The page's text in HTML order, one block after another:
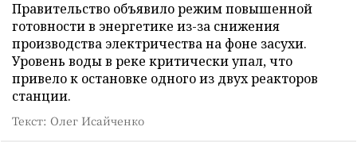
Правительство объявило режим повышенной
готовности в энергетике из-за снижения
производства электричества на фоне засухи.
Уровень воды в реке критически упал, что
привело к остановке одного из двух реакторов
станции.
Текст: Олег Исайченко